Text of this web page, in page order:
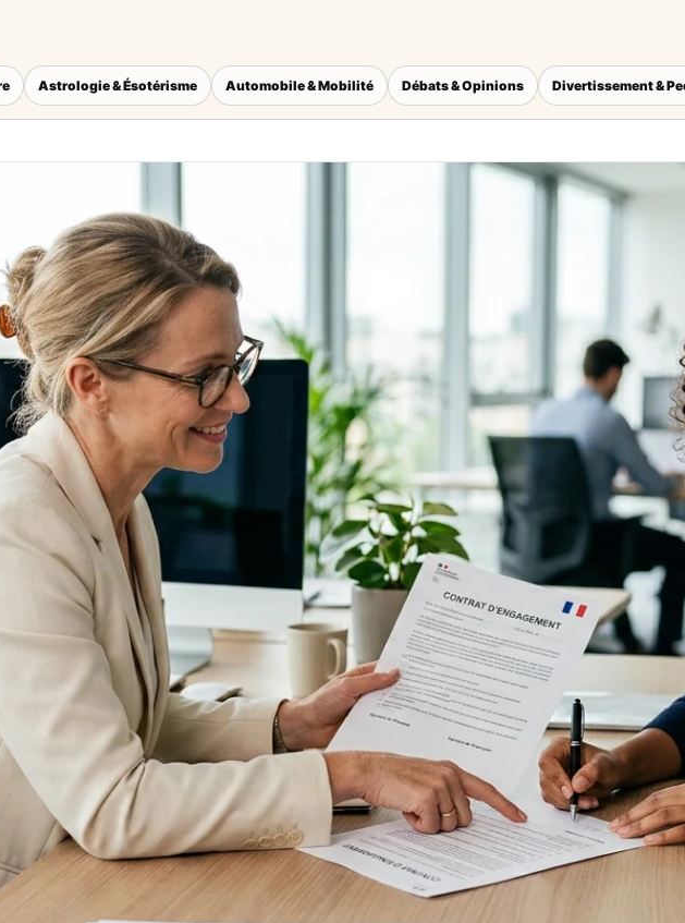
Astrologie & Ésotérisme Automobile & Mobilité Débats & Opinions Divertissement &